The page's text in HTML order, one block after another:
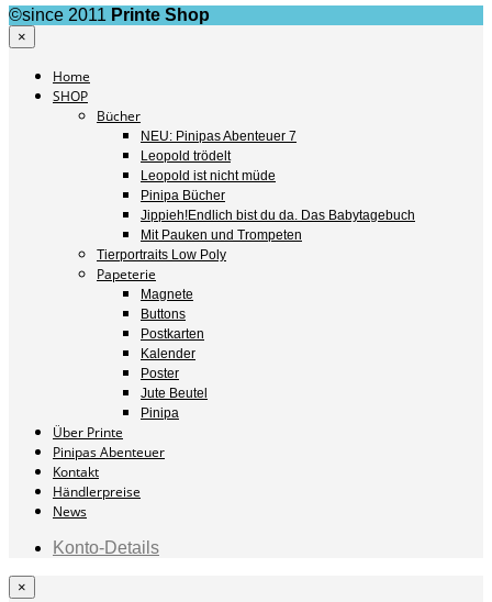
©since 2011 Printe Shop
×
Home
SHOP
Bücher
NEU: Pinipas Abenteuer 7
Leopold trödelt
Leopold ist nicht müde
Pinipa Bücher
Jippieh!Endlich bist du da. Das Babytagebuch
Mit Pauken und Trompeten
Tierportraits Low Poly
Papeterie
Magnete
Buttons
Postkarten
Kalender
Poster
Jute Beutel
Pinipa
Über Printe
Pinipas Abenteuer
Kontakt
Händlerpreise
News
Konto-Details
×